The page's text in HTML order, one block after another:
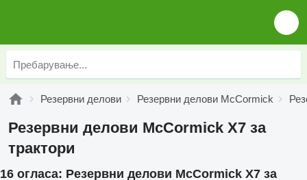
Резервни делови Резервни делови McCormick
Резервни делови McCormick X7 за
трактори
16 огласа: Резервни делови McCormick X7 за